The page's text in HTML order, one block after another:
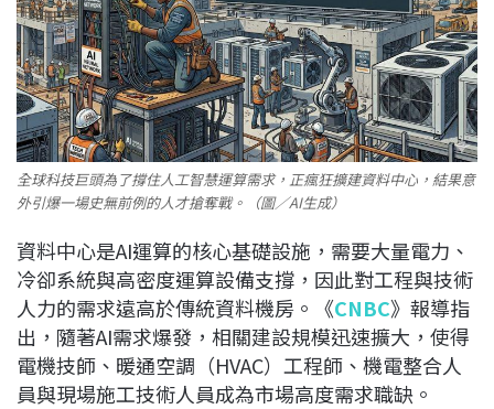
全球科技巨頭為了撐住人工智慧運算需求，正瘋狂擴建資料中心，結果意
外引爆一場史無前例的人才搶奪戰。（圖／AI生成）
資料中心是AI運算的核心基礎設施，需要大量電力、
冷卻系統與高密度運算設備支撐，因此對工程與技術
人力的需求遠高於傳統資料機房。《CNBC》報導指
出，隨著AI需求爆發，相關建設規模迅速擴大，使得
電機技師、暖通空調（HVAC）工程師、機電整合人
員與現場施工技術人員成為市場高度需求職缺。